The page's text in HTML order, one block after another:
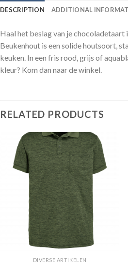
DESCRIPTION ADDITIONAL
Haal het beslag van je
Beukenhout is een solide houtsoort,
keuken. In een fris rood, grijs of
kleur? Kom dan naar de winkel.
RELATED PRODUCTS
Toevoegen
aan
verlanglijst
DIVERSE ARTIKELEN